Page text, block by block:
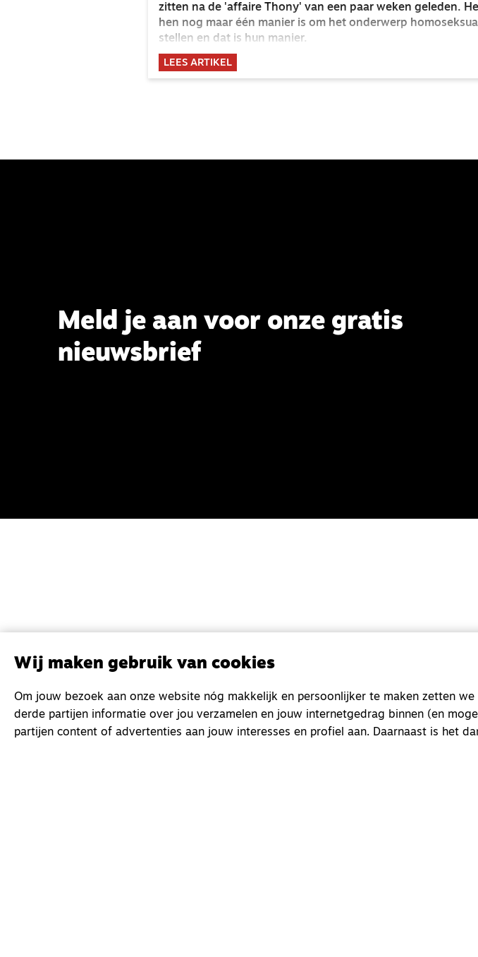
zitten na de 'affaire Thony' van een paar weken geleden.
hen nog maar één manier is om het onderwerp
stellen en dat is hun manier.
LEES ARTIKEL
Meld je aan voor onze gratis
nieuwsbrief
Wij maken gebruik van cookies
Om jouw bezoek aan onze website nóg makkelijk en persoonlijker te maken zetten
derde partijen informatie over jou verzamelen en jouw internetgedrag binnen (en
partijen content of advertenties aan jouw interesses en profiel aan. Daarnaast is het